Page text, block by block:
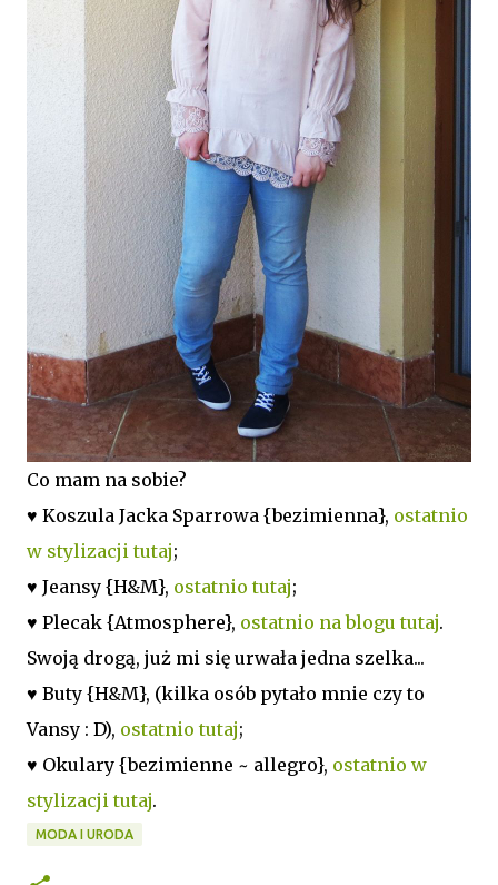
Co mam na sobie?
♥ Koszula Jacka Sparrowa {bezimienna}, ostatnio
w stylizacji tutaj;
♥ Jeansy {H&M}, ostatnio tutaj;
♥ Plecak {Atmosphere}, ostatnio na blogu tutaj.
Swoją drogą, już mi się urwała jedna szelka...
♥ Buty {H&M}, (kilka osób pytało mnie czy to
Vansy : D), ostatnio tutaj;
♥ Okulary {bezimienne ~ allegro}, ostatnio w
stylizacji tutaj.
MODA I URODA